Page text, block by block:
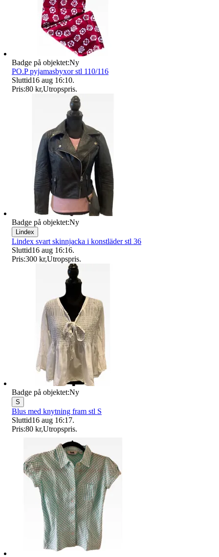
Badge på objektet:Ny
PO.P pyjamasbyxor stl 110/116
Sluttid16 aug 16:10.
Pris:80 kr,Utropspris.
Badge på objektet:Ny
Lindex
Lindex svart skinnjacka i konstläder stl 36
Sluttid16 aug 16:16.
Pris:300 kr,Utropspris.
Badge på objektet:Ny
S
Blus med knytning fram stl S
Sluttid16 aug 16:17.
Pris:80 kr,Utropspris.